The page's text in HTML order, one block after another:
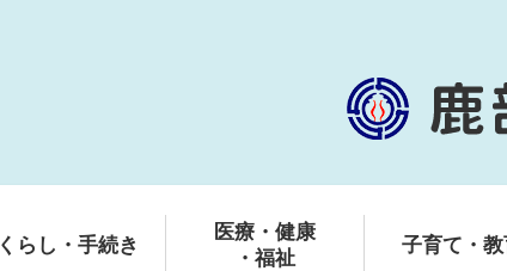
くらし・手続き
医療・健康
・福祉
子育て・